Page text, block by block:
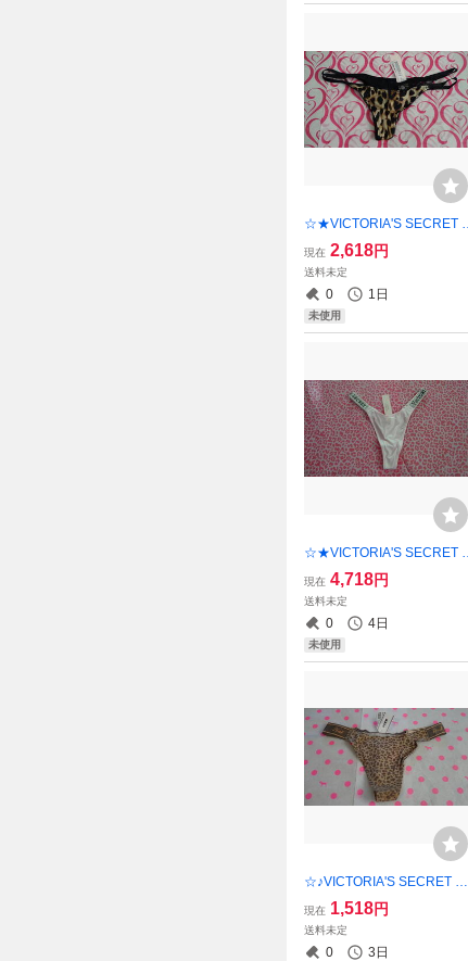
☆★VICTORIA'S SECRET
ョーツ・XS♪♪【新品未使
用】 ご希望の方にショップ
紙袋同封可能！！
現在 2,618円
送料未定
0 1日
未使用
☆★VICTORIA'S SECRET シ
ョーツ・S♪【新品未使用】
ご希望の方にショップ紙袋同
封可能！！
現在 4,718円
送料未定
0 4日
未使用
☆♪VICTORIA'S SECRET PI
NKショーツ・S★【新品未使
用】 ご希望の方にショップ
紙袋同封可能！！
現在 1,518円
送料未定
0 3日